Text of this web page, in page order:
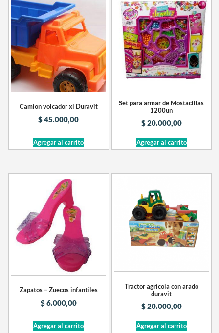
Camion volcador xl Duravit
$45.000,00
Agregar al carrito
Set para armar de Mostacillas
1200un
$20.000,00
Agregar al carrito
Zapatos – Zuecos infantiles
$6.000,00
Agregar al carrito
Tractor agrícola con arado
duravit
$20.000,00
Agregar al carrito